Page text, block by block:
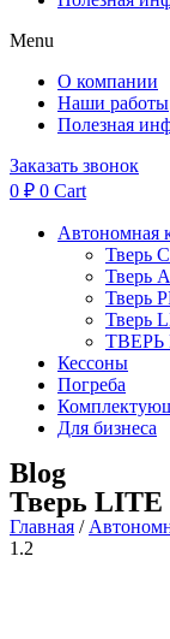
Menu
О компании
Наши работы
Полезная
Заказать звонок
0 ₽ 0 Cart
Автономная
Тверь
Тверь
Тверь
Тверь
ТВЕРЬ
Кессоны
Погреба
Для бизнеса
Blog
Тверь LITE
Главная /
1.2